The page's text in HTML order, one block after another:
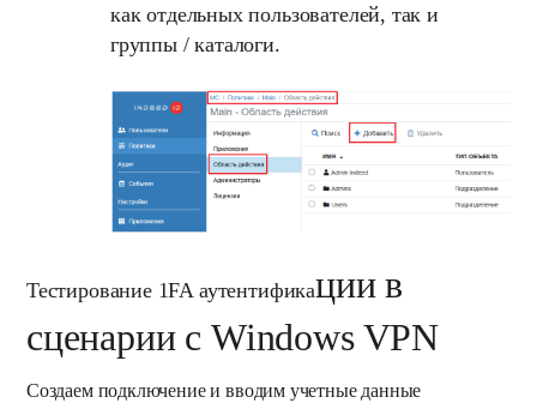
как отдельных пользователей, так и
группы / каталоги.
Тестирование 1FA аутентификации в
сценарии с Windows VPN
Создаем подключение и вводим учетные данные